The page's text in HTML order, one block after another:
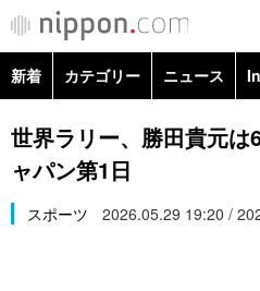
カテゴリー
新着 カテゴリー ニュース
政治・外交
経済・ビジネス
世界ラリー、勝田貴元
ャパン第1日
スポーツ 2026.05.29 19:20 /